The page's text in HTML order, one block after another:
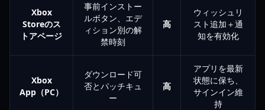
Xbox
Storeのス
トアページ
事前インストー
ルボタン、エデ
ィション別の解
禁時刻
高
ウィッシュリ
スト追加＋通
知を有効化
Xbox
App（PC）
ダウンロード可
否とパッチキュ
ー
高
アプリを最新
状態に保ち、
サインイン維
持